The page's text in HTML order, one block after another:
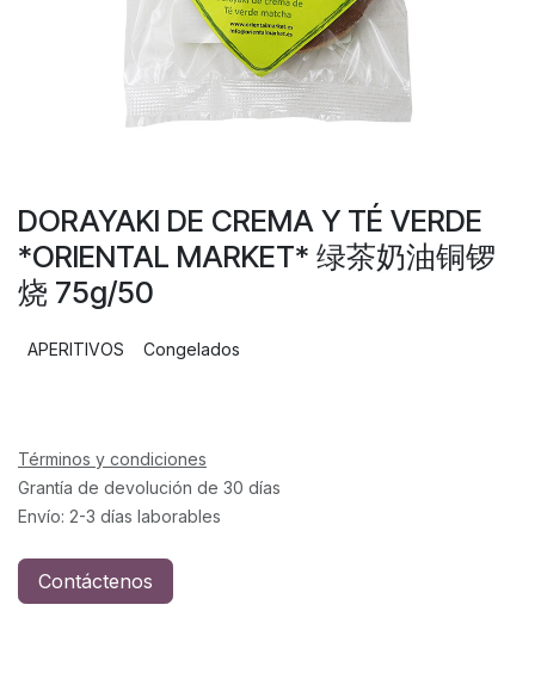
DORAYAKI DE CREMA Y TÉ VERDE
*ORIENTAL MARKET* 绿茶奶油铜锣
烧 75g/50
APERITIVOS Congelados
Términos y condiciones
Grantía de devolución de 30 días
Envío: 2-3 días laborables
Contáctenos